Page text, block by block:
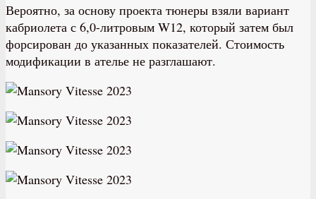
Вероятно, за основу проекта тюнеры взяли вариант
кабриолета с 6,0-литровым W12, который затем был
форсирован до указанных показателей. Стоимость
модификации в ателье не разглашают.